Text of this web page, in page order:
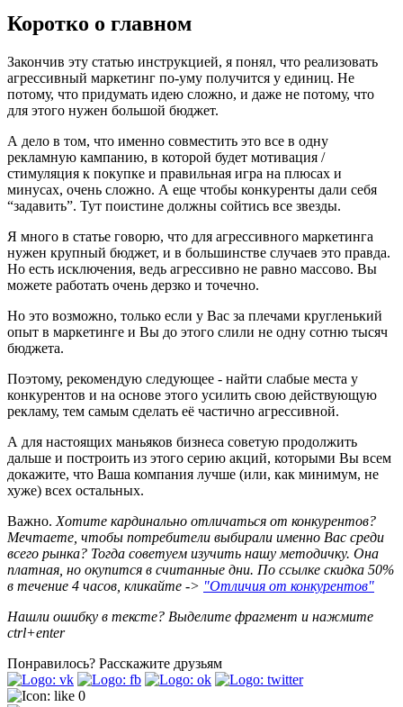
Коротко о главном
Закончив эту статью инструкцией, я понял, что реализовать
агрессивный маркетинг по-уму получится у единиц. Не
потому, что придумать идею сложно, и даже не потому, что
для этого нужен большой бюджет.
А дело в том, что именно совместить это все в одну
рекламную кампанию, в которой будет мотивация /
стимуляция к покупке и правильная игра на плюсах и
минусах, очень сложно. А еще чтобы конкуренты дали себя
“задавить”. Тут поистине должны сойтись все звезды.
Я много в статье говорю, что для агрессивного маркетинга
нужен крупный бюджет, и в большинстве случаев это правда.
Но есть исключения, ведь агрессивно не равно массово. Вы
можете работать очень дерзко и точечно.
Но это возможно, только если у Вас за плечами кругленький
опыт в маркетинге и Вы до этого слили не одну сотню тысяч
бюджета.
Поэтому, рекомендую следующее - найти слабые места у
конкурентов и на основе этого усилить свою действующую
рекламу, тем самым сделать её частично агрессивной.
А для настоящих маньяков бизнеса советую продолжить
дальше и построить из этого серию акций, которыми Вы всем
докажите, что Ваша компания лучше (или, как минимум, не
хуже) всех остальных.
Важно. Хотите кардинально отличаться от конкурентов?
Мечтаете, чтобы потребители выбирали именно Вас среди
всего рынка? Тогда советуем изучить нашу методичку. Она
платная, но окупится в считанные дни. По ссылке скидка 50%
в течение 4 часов, кликайте -> "Отличия от конкурентов"
Нашли ошибку в тексте? Выделите фрагмент и нажмите
ctrl+enter
Понравилось? Расскажите друзьям
0